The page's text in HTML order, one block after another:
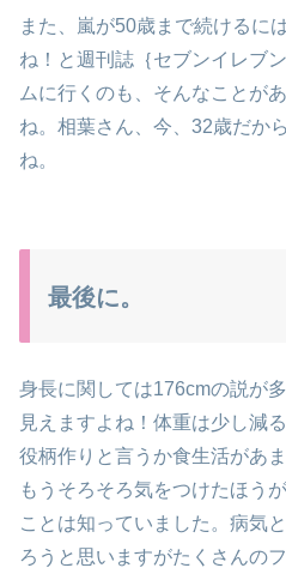
また、嵐が50歳まで続けるに
ね！と週刊誌｛セブンイレブ
ムに行くのも、そんなことが
ね。相葉さん、今、32歳だか
ね。
最後に。
身長に関しては176cmの説が
見えますよね！体重は少し減
役柄作りと言うか食生活があ
もうそろそろ気をつけたほう
ことは知っていました。病気
ろうと思いますがたくさんの